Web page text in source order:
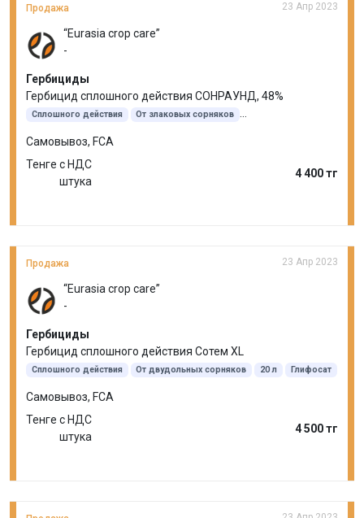
Продажа 23 Апр 2023
“Eurasia crop care”
-
Гербициды
Гербицид сплошного действия СОНРАУНД, 48%
Сплошного действия
От злаковых сорняков
Самовывоз, FCA
Тенге с НДС
штука
4 400 тг
Продажа 23 Апр 2023
“Eurasia crop care”
-
Гербициды
Гербицид сплошного действия Сотем XL
Сплошного действия От двудольных сорняков 20 л Глифосат
Самовывоз, FCA
Тенге с НДС
штука
4 500 тг